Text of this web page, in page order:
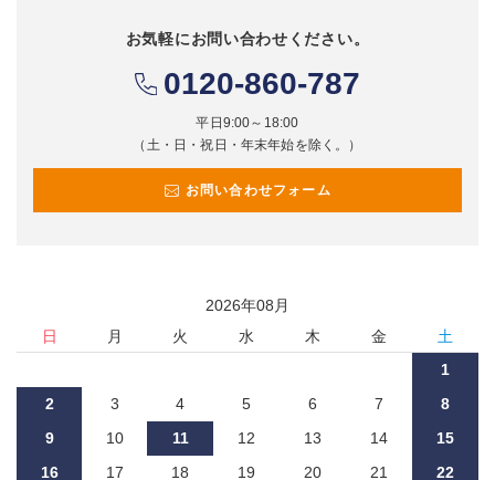
お気軽にお問い合わせください。
0120-860-787
平日9:00～18:00
（土・日・祝日・年末年始を除く。）
お問い合わせフォーム
2026年08 月
日
月 火 水 木 金
土
1
2
3 4 5 6 7
8
9
10 11 12 13 14
15
16
17 18 19 20 21
22